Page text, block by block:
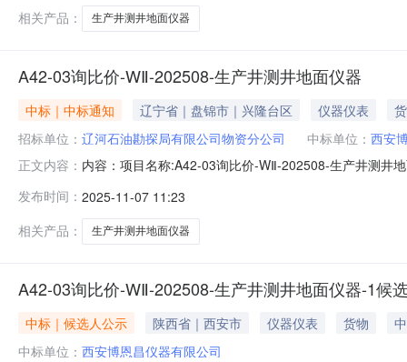
相关产品：
生产井测井地面仪器
A42-03询比价-WⅡ-202508-生产井测井地面仪器
中标｜中标通知 辽宁省｜盘锦市｜兴隆台区 仪器仪表
招标单位： 辽河石油勘探局有限公司物资分公司 中标单位： 西安
正文内容： 内容：项目名称:A42-03询比价-WⅡ-202508-生产井测井
发布时间： 2025-11-07 11:23
相关产品：
生产井测井地面仪器
A42-03询比价-WⅡ-202508-生产井测井地面仪器-1候
中标｜候选人公示 陕西省｜西安市 仪器仪表 货物
中标单位： 西安博恩昌仪器有限公司